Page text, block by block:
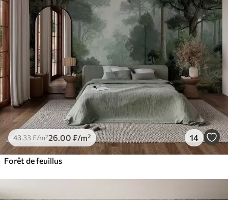
43.33₣/m²26 .00 ₣/m² 14
Forêt de feuillus